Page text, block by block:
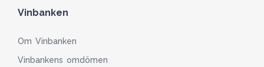
Vinbanken
Om Vinbanken
Vinbankens omdömen